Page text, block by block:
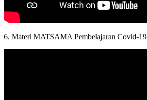
6. Materi MATSAMA Pembelajaran Covid-19